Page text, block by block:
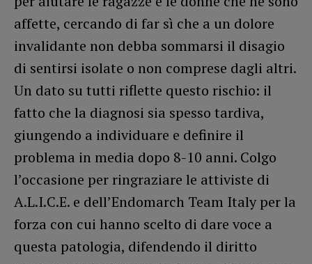
affette, cercando di far sì che a un dolore
invalidante non debba sommarsi il disagio
di sentirsi isolate o non comprese dagli altri.
Un dato su tutti riflette questo rischio: il
fatto che la diagnosi sia spesso tardiva,
giungendo a individuare e definire il
problema in media dopo 8-10 anni. Colgo
l’occasione per ringraziare le attiviste di
A.L.I.C.E. e dell’Endomarch Team Italy per la
forza con cui hanno scelto di dare voce a
questa patologia, difendendo il diritto